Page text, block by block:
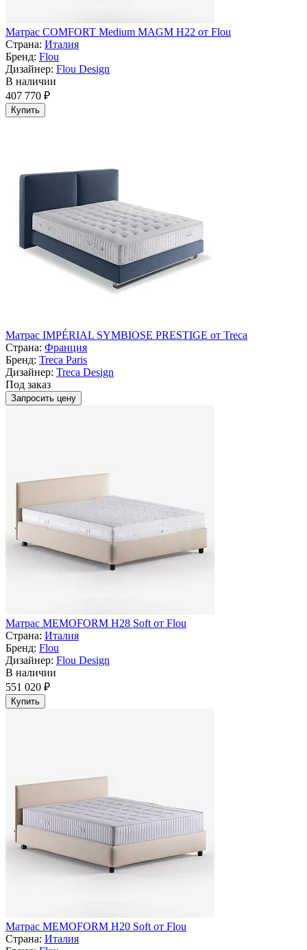
Матрас СOMFORT Medium MAGM H22 от Flou
Страна: Италия
Бренд: Flou
Дизайнер: Flou Design
В наличии
407 770 ₽
Купить
Матрас IMPÉRIAL SYMBIOSE PRESTIGE от Treca
Страна: Франция
Бренд: Treca Paris
Дизайнер: Treca Design
Под заказ
Запросить цену
Матрас MEMOFORM H28 Soft от Flou
Страна: Италия
Бренд: Flou
Дизайнер: Flou Design
В наличии
551 020 ₽
Купить
Матрас MEMOFORM H20 Soft от Flou
Страна: Италия